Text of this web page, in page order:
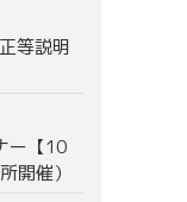
等説明
ー【10
開催）